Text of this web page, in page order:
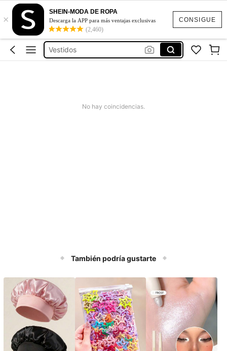
CONSIGUE
×
SHEIN-MODA DE ROPA
Descarga la APP para más ventajas exclusivas
(2,460)
Blusas Para Mujer
Mascara De Hockey
Vestidos
Vestidos Elegantes Para Fiesta
Mascara De Hockey
No hay coincidencias.
También podría gustarte